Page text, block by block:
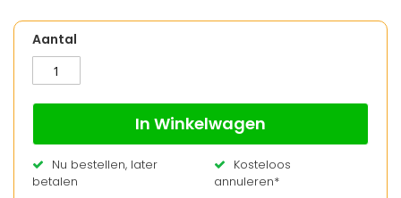
Aantal
In Winkelwagen
Nu bestellen, later
betalen
Kosteloos
annuleren*